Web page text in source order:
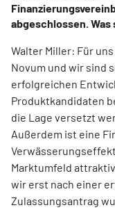
abgeschlossen. Was
Walter Miller: Für
Novum und wir sind
erfolgreichen
Produktkandidaten
die Lage versetzt
Außerdem ist eine
Marktumfeld
wir erst nach einer
Zulassungsantrag